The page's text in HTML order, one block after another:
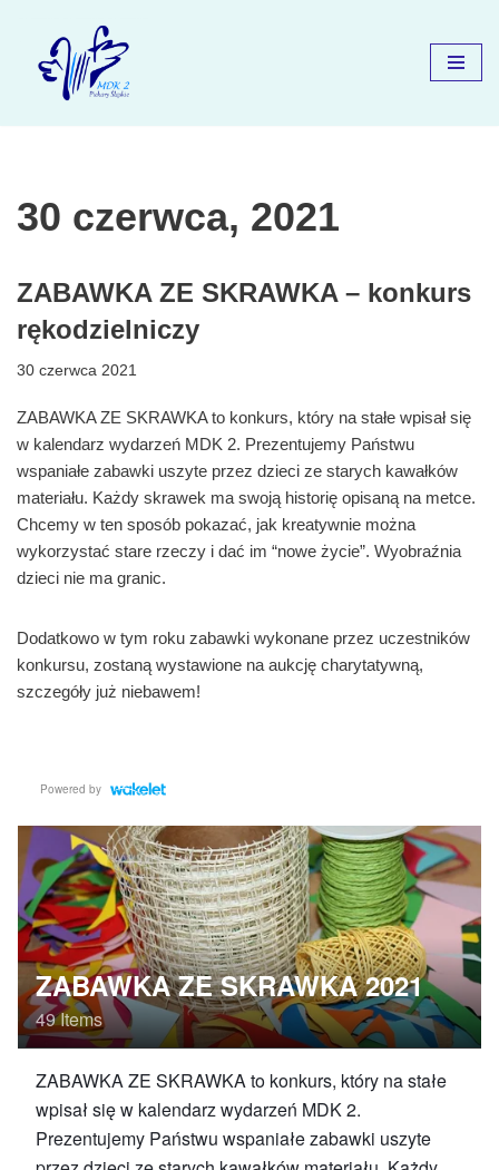
Przejdź
30 czerwca, 2021
ZABAWKA ZE SKRAWKA – konkurs
rękodzielniczy
30 czerwca 2021
ZABAWKA ZE SKRAWKA to konkurs, który na stałe wpisał się
w kalendarz wydarzeń MDK 2. Prezentujemy Państwu
wspaniałe zabawki uszyte przez dzieci ze starych kawałków
materiału. Każdy skrawek ma swoją historię opisaną na metce.
Chcemy w ten sposób pokazać, jak kreatywnie można
wykorzystać stare rzeczy i dać im “nowe życie”. Wyobraźnia
dzieci nie ma granic.
Dodatkowo w tym roku zabawki wykonane przez uczestników
konkursu, zostaną wystawione na aukcję charytatywną,
szczegóły już niebawem!